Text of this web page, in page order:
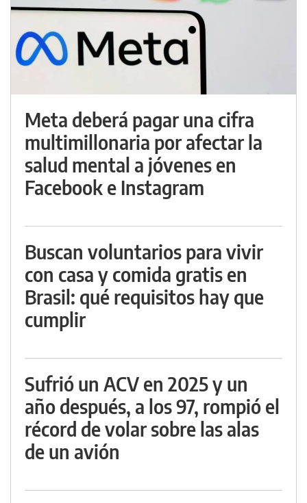
Meta deberá pagar una cifra
multimillonaria por afectar la
salud mental a jóvenes en
Facebook e Instagram
Buscan voluntarios para vivir
con casa y comida gratis en
Brasil: qué requisitos hay que
cumplir
Sufrió un ACV en 2025 y un
año después, a los 97, rompió el
récord de volar sobre las alas
de un avión